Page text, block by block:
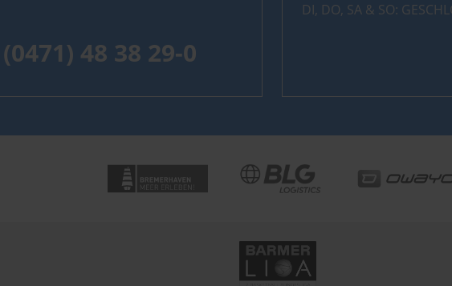
(0471) 48 38 29-0
DI, DO, SA & SO: